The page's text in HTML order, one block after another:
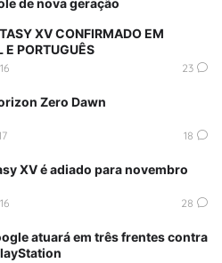
de nova geração
XV CONFIRMADO EM
E PORTUGUÊS
23
Zero Dawn
18
XV é adiado para novembro
28
atuará em três frentes contra